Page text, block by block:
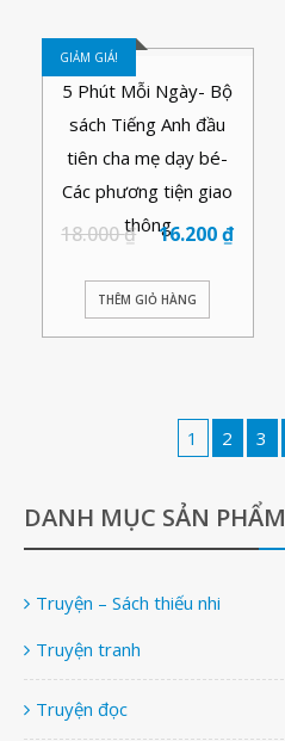
GIẢM GIÁ!
5 Phút Mỗi Ngày- Bộ
sách Tiếng Anh đầu
tiên cha mẹ dạy bé-
Các phương tiện giao
thông
18.000₫ 16.200₫
THÊM GIỎ HÀNG
1 2 3
DANH MỤC SẢN PHẨM
Truyện – Sách thiếu nhi
Truyện tranh
Truyện đọc